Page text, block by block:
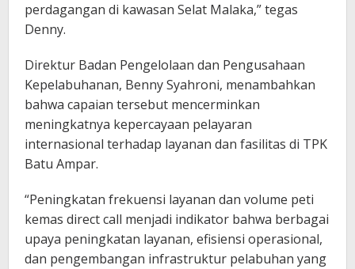
perdagangan di kawasan Selat Malaka,” tegas
Denny.
Direktur Badan Pengelolaan dan Pengusahaan
Kepelabuhanan, Benny Syahroni, menambahkan
bahwa capaian tersebut mencerminkan
meningkatnya kepercayaan pelayaran
internasional terhadap layanan dan fasilitas di TPK
Batu Ampar.
“Peningkatan frekuensi layanan dan volume peti
kemas direct call menjadi indikator bahwa berbagai
upaya peningkatan layanan, efisiensi operasional,
dan pengembangan infrastruktur pelabuhan yang